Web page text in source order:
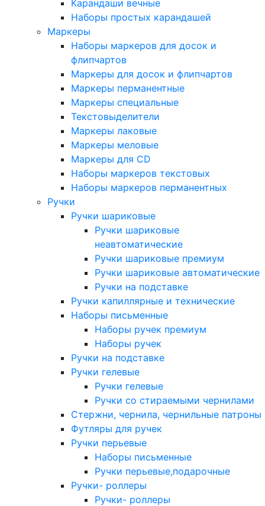
Карандаши вечные
Наборы простых карандашей
Маркеры
Наборы маркеров для досок и
флипчартов
Маркеры для досок и флипчартов
Маркеры перманентные
Маркеры специальные
Текстовыделители
Маркеры лаковые
Маркеры меловые
Маркеры для CD
Наборы маркеров текстовых
Наборы маркеров перманентных
Ручки
Ручки шариковые
Ручки шариковые
неавтоматические
Ручки шариковые премиум
Ручки шариковые автоматические
Ручки на подставке
Ручки капиллярные и технические
Наборы письменные
Наборы ручек премиум
Наборы ручек
Ручки на подставке
Ручки гелевые
Ручки гелевые
Ручки со стираемыми чернилами
Стержни, чернила, чернильные патроны
Футляры для ручек
Ручки перьевые
Наборы письменные
Ручки перьевые,подарочные
Ручки- роллеры
Ручки- роллеры